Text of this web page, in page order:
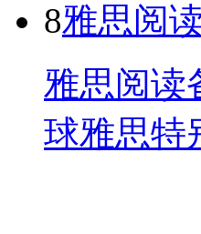
8雅思阅
雅思阅读
球雅思特